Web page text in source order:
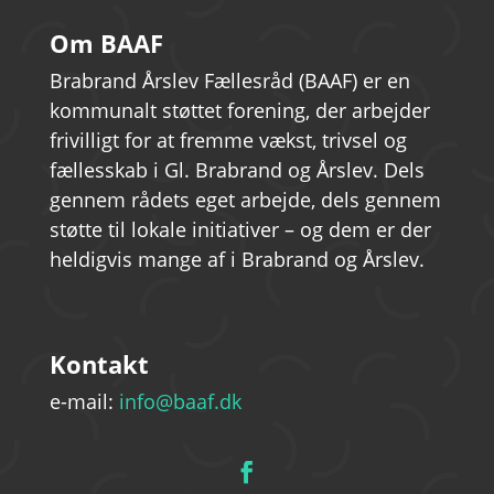
Om BAAF
Brabrand Årslev Fællesråd (BAAF) er en
kommunalt støttet forening, der arbejder
frivilligt for at fremme vækst, trivsel og
fællesskab i Gl. Brabrand og Årslev. Dels
gennem rådets eget arbejde, dels gennem
støtte til lokale initiativer – og dem er der
heldigvis mange af i Brabrand og Årslev.
Kontakt
e-mail: info@baaf.dk